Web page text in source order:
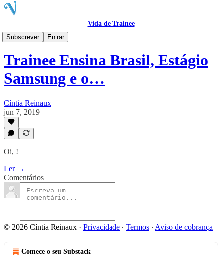
Vida de Trainee
Subscrever
Entrar
VTletter
Trainee Ensina Brasil, Estágio
Samsung e o…
Cíntia Reinaux
jun 7, 2019
Oi, !
Ler →
Comentários
© 2026 Cíntia Reinaux · Privacidade ∙ Termos ∙ Aviso de cobrança
Comece o seu Substack